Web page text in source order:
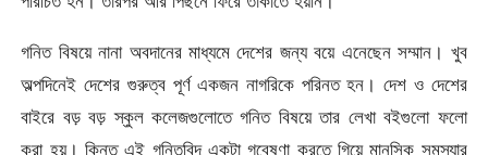
গনিত বিষয়ে নানা অবদানের মাধ্যমে দেশের জন্য বয়ে এনেছেন সম্মান। খুব
অল্পদিনেই দেশের গুরুত্ব পূর্ণ একজন নাগরিকে পরিনত হন। দেশ ও দেশের
বাইরে বড় বড় স্কুল কলেজগুলোতে গনিত বিষয়ে তার লেখা বইগুলো ফলো
করা হয়। কিন্তু এই গনিতবিদ একটা গবেষণা করতে গিয়ে মানসিক সমস্যার